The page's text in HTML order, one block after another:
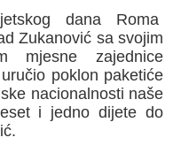
dana Roma
Zukanović sa svojim
mjesne zajednice
poklon paketiće
nacionalnosti naše
i jedno dijete do